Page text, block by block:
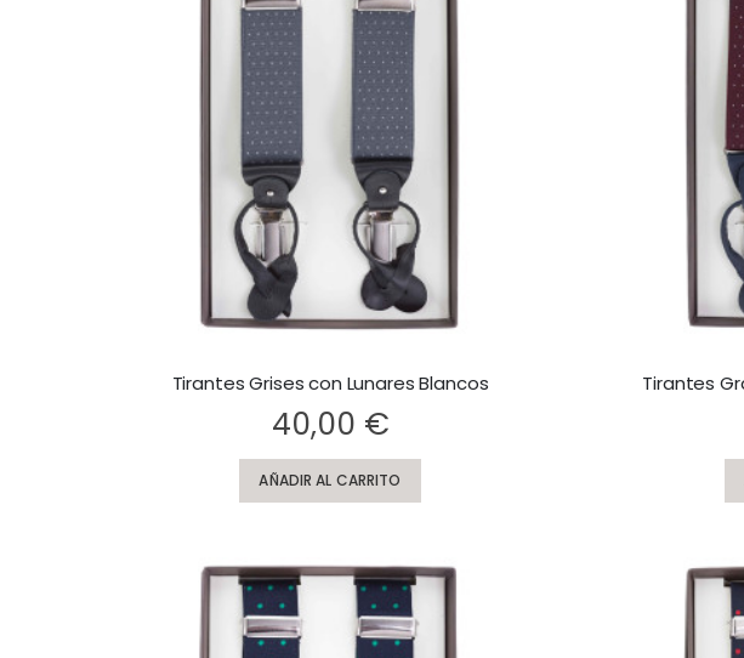
Tirantes Grises con Lunares Blancos
40,00 €
AÑADIR AL CARRITO
Tirantes